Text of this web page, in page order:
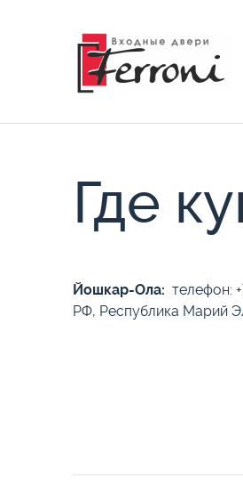
Где
Йошкар-Ола: телефон:
РФ, Республика Марий